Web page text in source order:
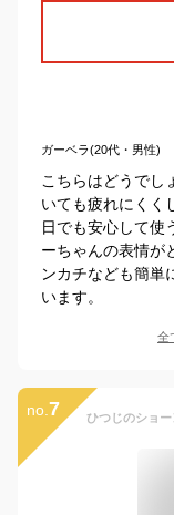
ガーベラ(20代・男性)
こちらはどうでし
いても疲れにくく
日でも安心して使
ーちゃんの表情が
ンカチなども簡単
います。
全
no. 7